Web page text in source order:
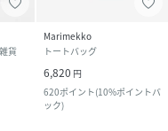
貨
Marimekko
トートバッグ
6,820 円
620ポイント(10%ポイントバ
ック)